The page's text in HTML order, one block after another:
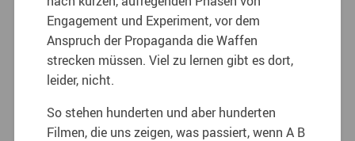
Engagement und Experiment, vor dem
Anspruch der Propaganda die Waffen
strecken müssen. Viel zu lernen gibt es dort,
leider, nicht.
So stehen hunderten und aber hunderten
Filmen, die uns zeigen, was passiert, wenn A B